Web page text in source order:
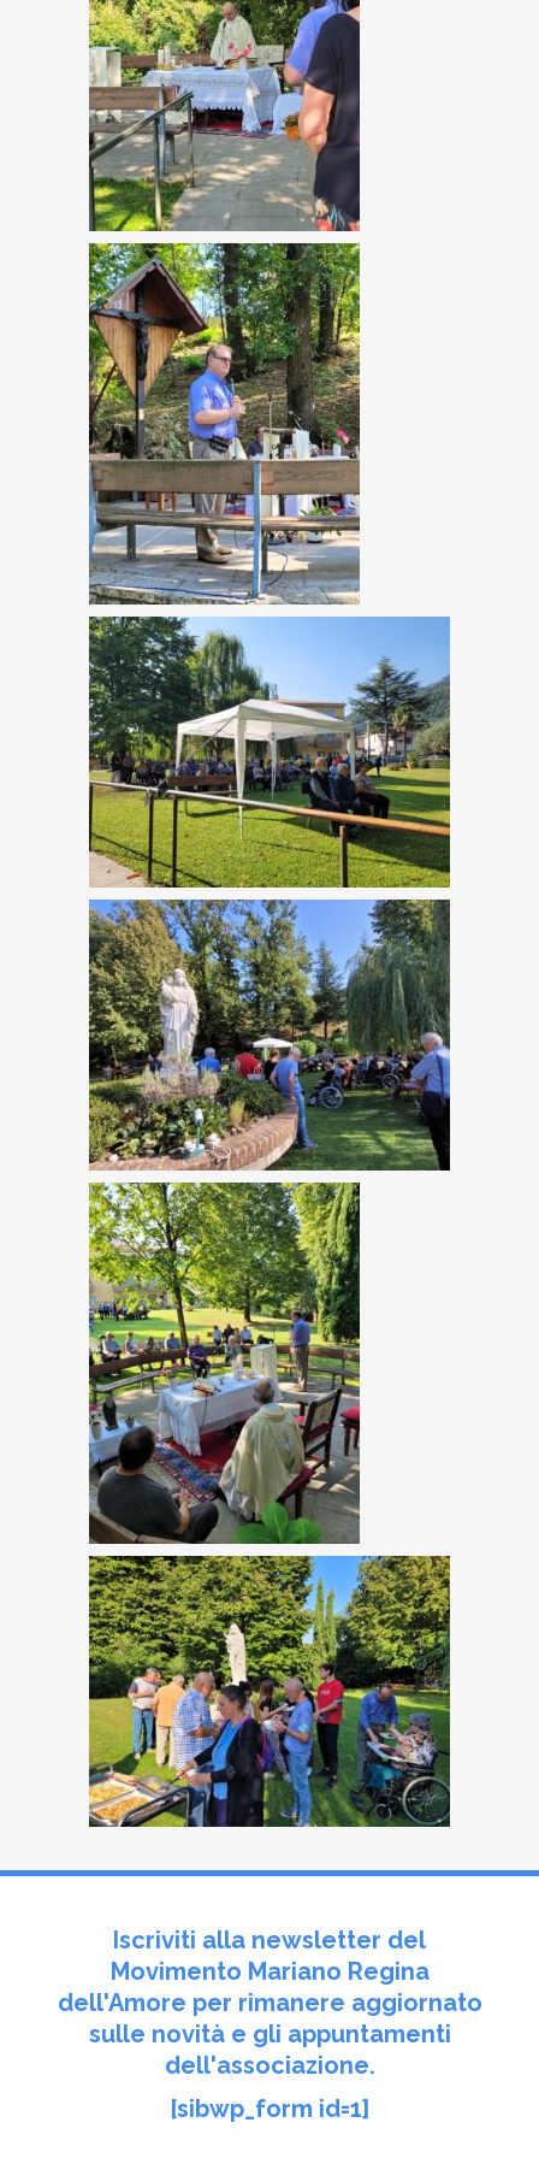
Iscriviti alla newsletter del
Movimento Mariano Regina
dell'Amore per rimanere aggiornato
sulle novità e gli appuntamenti
dell'associazione.
[sibwp_form id=1]